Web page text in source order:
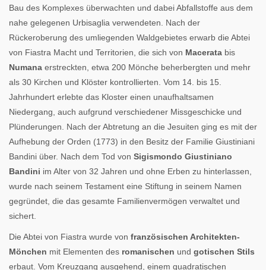
Bau des Komplexes überwachten und dabei Abfallstoffe aus dem
nahe gelegenen Urbisaglia verwendeten. Nach der
Rückeroberung des umliegenden Waldgebietes erwarb die Abtei
von Fiastra Macht und Territorien, die sich von Macerata bis
Numana erstreckten, etwa 200 Mönche beherbergten und mehr
als 30 Kirchen und Klöster kontrollierten. Vom 14. bis 15.
Jahrhundert erlebte das Kloster einen unaufhaltsamen
Niedergang, auch aufgrund verschiedener Missgeschicke und
Plünderungen. Nach der Abtretung an die Jesuiten ging es mit der
Aufhebung der Orden (1773) in den Besitz der Familie Giustiniani
Bandini über. Nach dem Tod von Sigismondo Giustiniano
Bandini im Alter von 32 Jahren und ohne Erben zu hinterlassen,
wurde nach seinem Testament eine Stiftung in seinem Namen
gegründet, die das gesamte Familienvermögen verwaltet und
sichert.
Die Abtei von Fiastra wurde von französischen Architekten-
Mönchen mit Elementen des romanischen und gotischen Stils
erbaut. Vom Kreuzgang ausgehend, einem quadratischen